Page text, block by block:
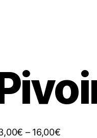
€ – 16,00€